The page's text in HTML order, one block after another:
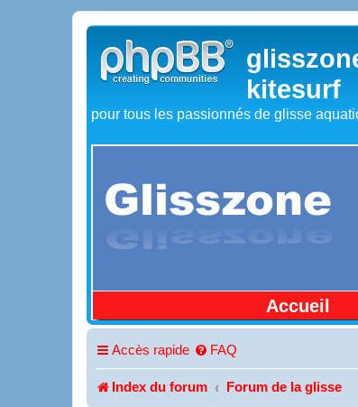
kitesurf
pour tous les passionnés de glisse
Accueil
Accès rapide FAQ
Index du forum Forum de la glisse